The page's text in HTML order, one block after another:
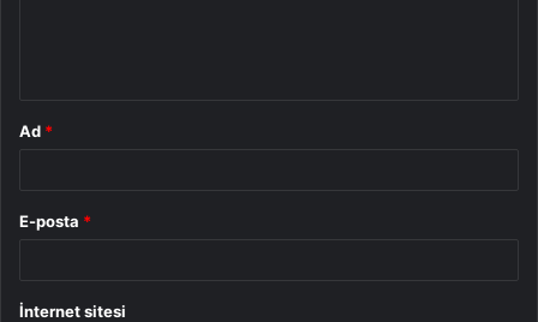
Ad *
E-posta *
İnternet sitesi